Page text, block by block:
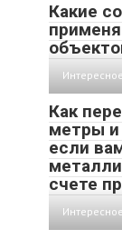
Какие
Интересное
Как
метры и
если
счете
Интересное